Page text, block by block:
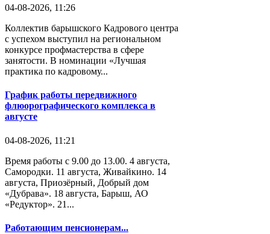
04-08-2026, 11:26
Коллектив барышского Кадрового центра
с успехом выступил на региональном
конкурсе профмастерства в сфере
занятости. В номинации «Лучшая
практика по кадровому...
График работы передвижного
флюорографического комплекса в
августе
04-08-2026, 11:21
Время работы с 9.00 до 13.00. 4 августа,
Самородки. 11 августа, Живайкино. 14
августа, Приозёрный, Добрый дом
«Дубрава». 18 августа, Барыш, АО
«Редуктор». 21...
Работающим пенсионерам...